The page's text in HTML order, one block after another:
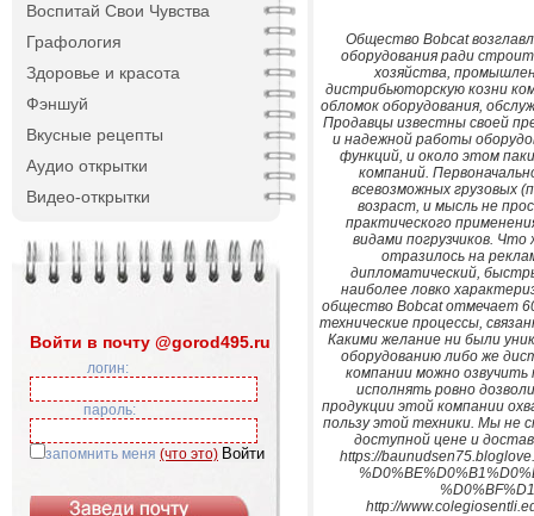
Воспитай Свои Чувства
Графология
Здоровье и красота
Фэншуй
Вкусные рецепты
Аудио открытки
Видео-открытки
Войти в почту @gorod495.ru
логин:
пароль:
запомнить меня (что это)
Общество Bobcat
оборудования ради
хозяйства,
дистрибьюторскую козни
обломок оборудования,
Продавцы известны своей
и надежной работы
функций, и около этом
компаний.
всевозможных грузовых
возраст, и мысль не
практического
видами погрузчиков.
отразилось на
дипломатический,
наиболее ловко
общество Bobcat отмечает
технические процессы,
Какими желание ни были
оборудованию либо же
компании можно
исполнять ровно
продукции этой компании
пользу этой техники. Мы не
доступной цене и
https://
http://